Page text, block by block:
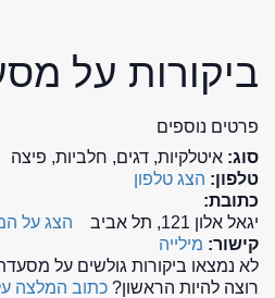
ביקורות על
פרטים נוספים
סוג: איטלקיות, דגים, חלביות, פיצה
טלפון: הצג טלפון
כתובת:
יגאל אלון 121, תל אביב
הצג על
קישור: מילייה
לא נמצאו ביקורות גולשים על
רוצה להיות הראשון? כתוב המלצה